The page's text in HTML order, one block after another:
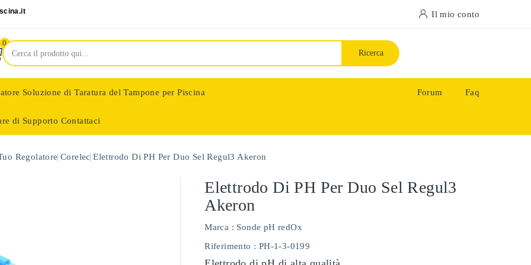
Il mio conto
0
Ricerca
Soluzione di Taratura del Tampone per Piscina
di Supporto Contattaci
Forum Faq
Regolatore Corelec Elettrodo Di PH Per Duo Sel Regul3 Akeron
Elettrodo Di PH Per Duo Sel Regul3
Akeron
Marca : Sonde pH redOx
Riferimento : PH-1-3-0199